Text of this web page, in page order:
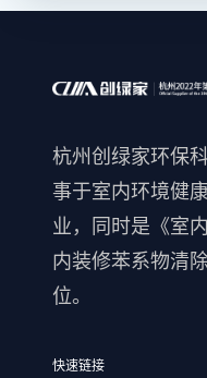
杭州创绿家环保
事于室内环境健
业，同时是《室
内装修苯系物清
位。
快速链接